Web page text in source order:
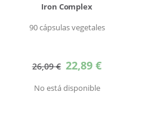
Iron Complex
90 cápsulas vegetales
26,09 € Precio
especial
22,89 €
No está disponible